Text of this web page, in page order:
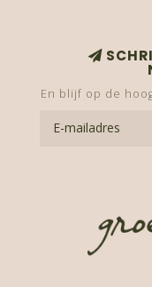
En blijf op de